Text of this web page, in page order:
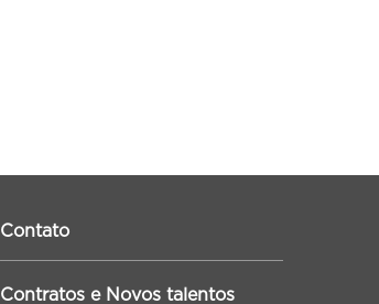
Contato
Contratos e Novos talentos